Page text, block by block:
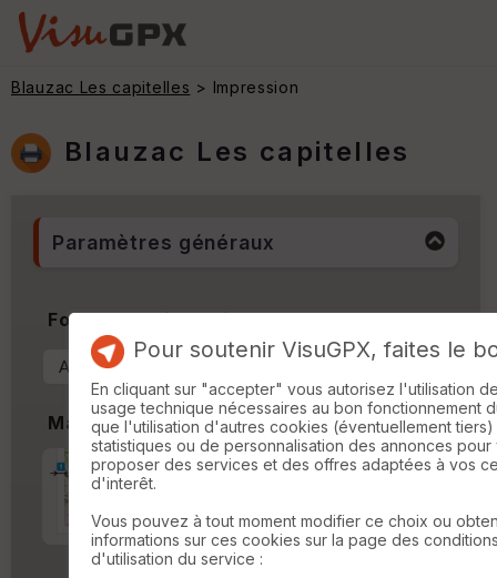
Blauzac Les capitelles > Impression
Blauzac Les capitelles
Paramètres généraux
Format & Orientation
Marges
Marge d'impression cm
Marge autour de la trace
%
Pour soutenir VisuGPX, faites le
En cliquant sur "accepter" vous autorisez l'utilisation
usage technique nécessaires au bon fonctionnement
que l'utilisation d'autres cookies (éventuellement
statistiques ou de personnalisation des annonces pour
proposer des services et des offres adaptées à vos
d'interêt.
Vous pouvez à tout moment modifier ce choix ou
informations sur ces cookies sur la page des
d'utilisation du service :